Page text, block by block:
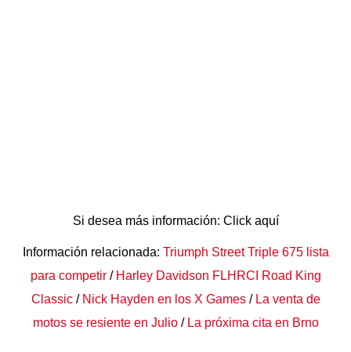
Si desea más información: Click aquí
Información relacionada: Triumph Street Triple 675 lista
para competir/ Harley Davidson FLHRCI Road King
Classic/ Nick Hayden en los X Games/ La venta de
motos se resiente en Julio/ La próxima cita en Brno